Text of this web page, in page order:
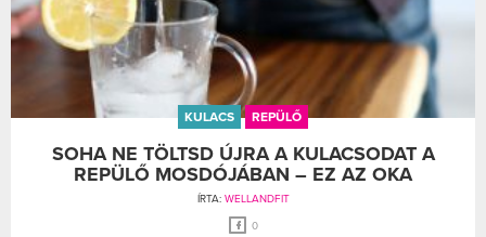
KULACS REPÜLŐ
SOHA NE TÖLTSD ÚJRA A KULACSODAT A
REPÜLŐ MOSDÓJÁBAN – EZ AZ OKA
ÍRTA: WELLANDFIT
0